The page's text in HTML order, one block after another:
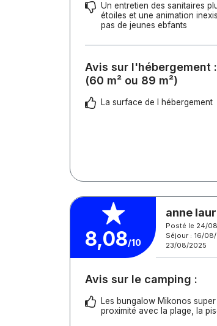
Un entretien des sanitaires
étoiles et une animation
pas de jeunes ebfants
Avis sur l'hébergement :
(60 m² ou 89 m²)
La surface de l hébergement
8,08/10
anne
Posté le 24/
Séjour : 16/
23/08/2025
Avis sur le camping :
Les bungalow Mikonos
proximité avec la plage, la